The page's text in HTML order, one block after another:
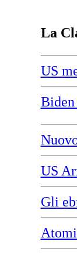
La
US
Biden
US
Gli